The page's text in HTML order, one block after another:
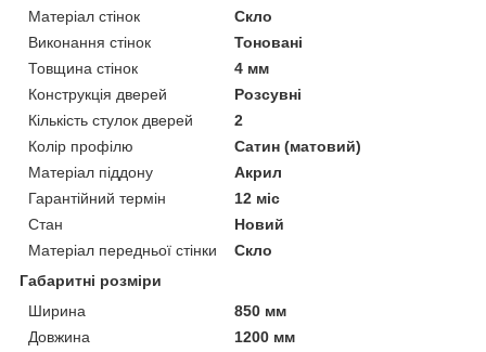
Матеріал стінок
Скло
Виконання стінок
Тоновані
Товщина стінок
4 мм
Конструкція дверей
Розсувні
Кількість стулок дверей
2
Колір профілю
Сатин (матовий)
Матеріал піддону
Акрил
Гарантійний термін
12 міс
Стан
Новий
Матеріал передньої стінки
Скло
Габаритні розміри
Ширина
850 мм
Довжина
1200 мм